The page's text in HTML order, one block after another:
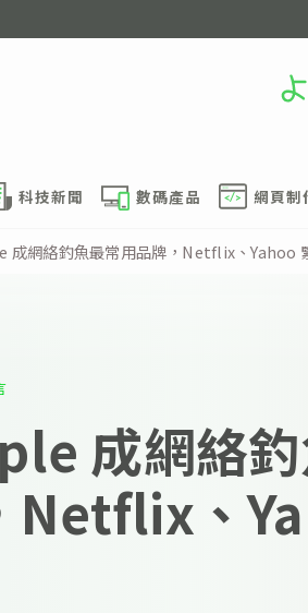
科技新聞 數碼產品 網頁制
成網絡釣魚最常用品牌，Netflix、Yahoo
成網絡
Netflix、